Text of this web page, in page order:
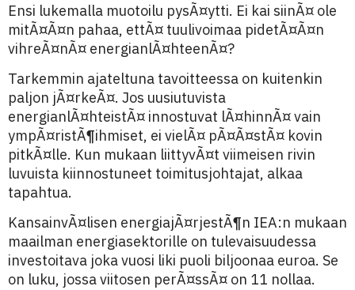
Ensi lukemalla muotoilu pysÃ¤ytti. Ei kai siinÃ¤ ole
mitÃ¤Ã¤n pahaa, ettÃ¤ tuulivoimaa pidetÃ¤Ã¤n
vihreÃ¤nÃ¤ energianlÃ¤hteenÃ¤?
Tarkemmin ajateltuna tavoitteessa on kuitenkin
paljon jÃ¤rkeÃ¤. Jos uusiutuvista
energianlÃ¤hteistÃ¤ innostuvat lÃ¤hinnÃ¤ vain
ympÃ¤ristÃ¶ihmiset, ei vielÃ¤ pÃ¤Ã¤stÃ¤ kovin
pitkÃ¤lle. Kun mukaan liittyvÃ¤t viimeisen rivin
luvuista kiinnostuneet toimitusjohtajat, alkaa
tapahtua.
KansainvÃ¤lisen energiajÃ¤rjestÃ¶n IEA:n mukaan
maailman energiasektorille on tulevaisuudessa
investoitava joka vuosi liki puoli biljoonaa euroa. Se
on luku, jossa viitosen perÃ¤ssÃ¤ on 11 nollaa.